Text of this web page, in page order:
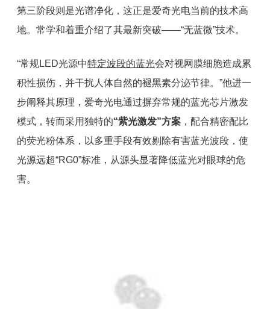
第三阶段则是光谱净化，这正是爱奇光电当前的技术高
地。常学和着重介绍了其最新突破——“无蓝微”技术。
“常规LED光源中特定波段的蓝光会对视网膜细胞造成累
积性损伤，并干扰人体自然的褪黑素分泌节律。”他进一
步阐释其原理，爱奇光电通过摒弃常规的蓝光芯片激发
模式，转而采用独特的“紫光激发”方案 ，配合精密配比
的荧光粉体系，以多重手段有效剔除有害蓝光波段，使
光源远超“RG0”标准，从源头显著降低蓝光对眼球的危
害。